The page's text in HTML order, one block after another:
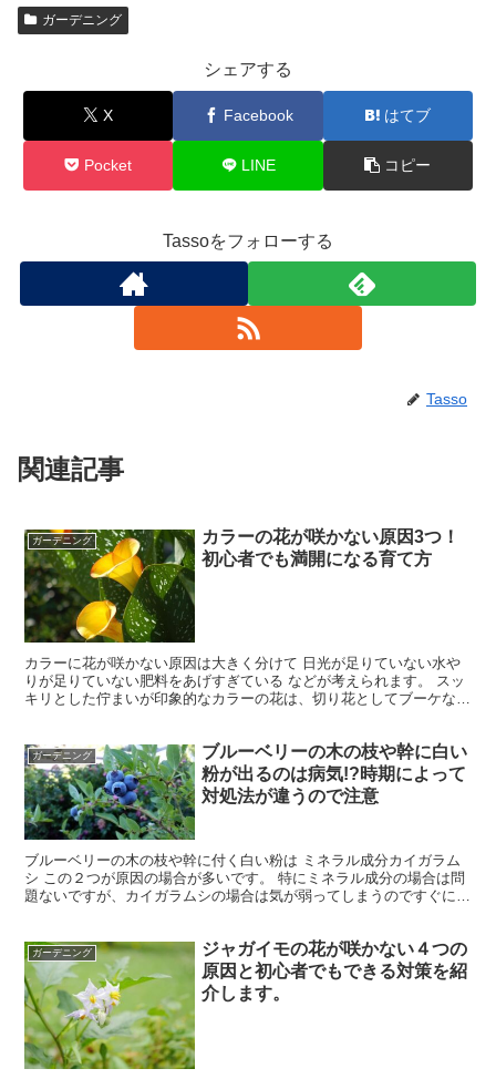
ガーデニング
シェアする
X Facebook はてブ
Pocket LINE コピー
Tassoをフォローする
Tasso
関連記事
ガーデニング
カラーの花が咲かない原因3つ！
初心者でも満開になる育て方
カラーに花が咲かない原因は大きく分けて 日光が足りていない水や
りが足りていない肥料をあげすぎている などが考えられます。 スッ
キリとした佇まいが印象的なカラーの花は、切り花としてブーケなど
ガーデニング
ブルーベリーの木の枝や幹に白い
粉が出るのは病気!?時期によって
対処法が違うので注意
ブルーベリーの木の枝や幹に付く白い粉は ミネラル成分カイガラム
シ この２つが原因の場合が多いです。 特にミネラル成分の場合は問
題ないですが、カイガラムシの場合は気が弱ってしまうのですぐに取
ガーデニング
ジャガイモの花が咲かない４つの
原因と初心者でもできる対策を紹
介します。